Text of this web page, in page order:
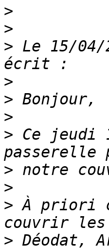
>
>
> Le 15/
>
>
>
> Ce jeudi
>
>
> À priori
> Déodat,